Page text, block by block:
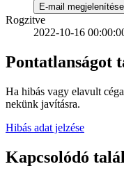
E-mail megjelenítése
Rogzitve
2022-10-16
Pontatlanságot
Ha hibás vagy elavult
nekünk javításra.
Hibás adat jelzése
Kapcsolódó